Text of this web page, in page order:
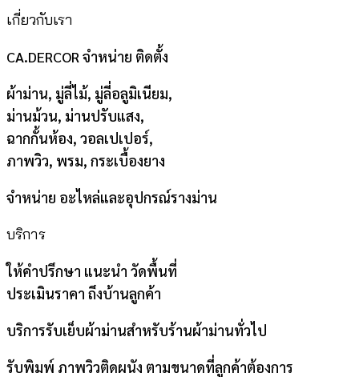
เกี่ยวกับเรา
CA.DERCOR จำหน่าย ติดตั้ง
ผ้าม่าน, มู่ลี่ไม้, มู่ลี่อลูมิเนียม,
ม่านม้วน, ม่านปรับแสง,
ฉากกั้นห้อง, วอลเปเปอร์,
ภาพวิว, พรม, กระเบื้องยาง
จำหน่าย อะไหล่และอุปกรณ์รางม่าน
บริการ
ให้คำปรึกษา แนะนำ วัดพื้นที่
ประเมินราคา ถึงบ้านลูกค้า
บริการรับเย็บผ้าม่านสำหรับร้านผ้าม่านทั่วไป
รับพิมพ์ ภาพวิวติดผนัง ตามขนาดที่ลูกค้าต้องการ